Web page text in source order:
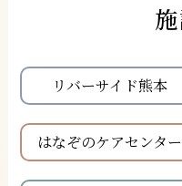
リバーサイド熊本
はなぞのケアセンター